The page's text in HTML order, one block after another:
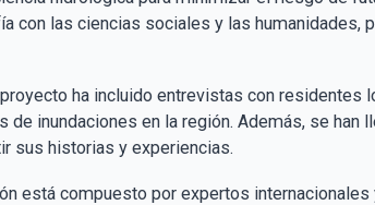
con las ciencias sociales y las
ha incluido entrevistas con
de inundaciones en la región. Además, se
sus historias y experiencias​​.
está compuesto por expertos